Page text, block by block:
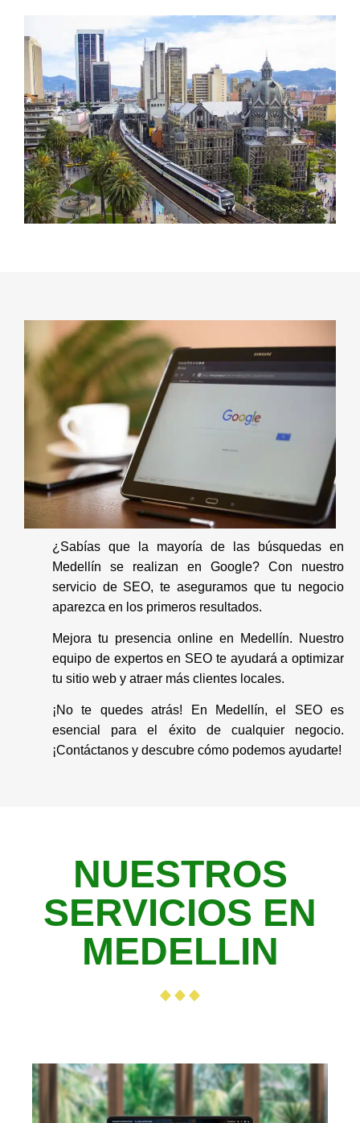
¿Sabías que la mayoría de las búsquedas en
Medellín se realizan en Google? Con nuestro
servicio de SEO, te aseguramos que tu negocio
aparezca en los primeros resultados.
Mejora tu presencia online en Medellín. Nuestro
equipo de expertos en SEO te ayudará a optimizar
tu sitio web y atraer más clientes locales.
¡No te quedes atrás! En Medellín, el SEO es
esencial para el éxito de cualquier negocio.
¡Contáctanos y descubre cómo podemos ayudarte!
NUESTROS
SERVICIOS EN
MEDELLIN